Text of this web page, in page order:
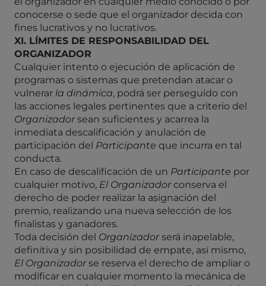
conocerse o sede que el organizador decida con
fines lucrativos y no lucrativos.
XI. LÍMITES DE RESPONSABILIDAD DEL
ORGANIZADOR
Cualquier intento o ejecución de aplicación de
programas o sistemas que pretendan atacar o
vulnerar la dinámica, podrá ser perseguido con
las acciones legales pertinentes que a criterio del
Organizadorsean suficientes y acarrea la
inmediata descalificación y anulación de
participación del Participante que incurra en tal
conducta.
En caso de descalificación de un Participante por
cualquier motivo, El Organizadorconserva el
derecho de poder realizar la asignación del
premio, realizando una nueva selección de los
finalistas y ganadores.
Toda decisión del Organizadorserá inapelable,
definitiva y sin posibilidad de empate, así mismo,
El Organizadorse reserva el derecho de ampliar o
modificar en cualquier momento la mecánica de